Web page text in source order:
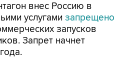
внес Россию в
услугами запрещено
запусков
Запрет начнет